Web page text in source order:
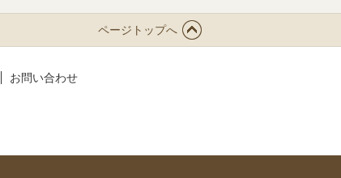
ページトップへ
お問い合わせ